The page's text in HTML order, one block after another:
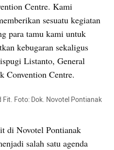
Centre. Kami
sesuatu kegiatan
para tamu kami untuk
kebugaran sekaligus
Listanto, General
Convention Centre.
Foto: Dok. Novotel Pontianak
di Novotel Pontianak
salah satu agenda